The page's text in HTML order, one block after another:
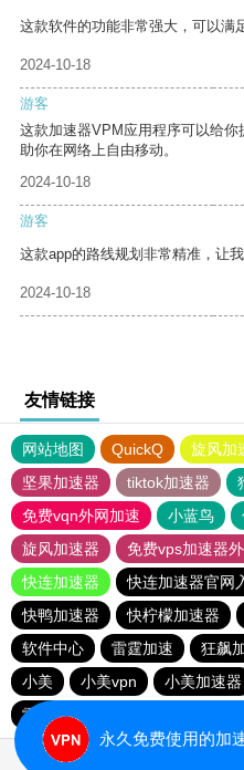
这款软件的功能非常强大，可以满
2024-10-18
游客
这款加速器VPM应用程序可以给
助你在网络上自由移动。
2024-10-18
游客
这款app的路线规划非常精准，让
2024-10-18
友情链接
网站地图 QuickQ 旋风加
坚果加速器
tiktok加速器
免费vqn外网加速
小蓝鸟
旋风加速器
免费vps加速器
快连加速器
快连加速器官网
快鸭加速器
快柠檬加速器
软件中心
雷霆加速 狂飙
小美
小美vpn 小美加速器
雷霆加速下载
永久免费使用的加